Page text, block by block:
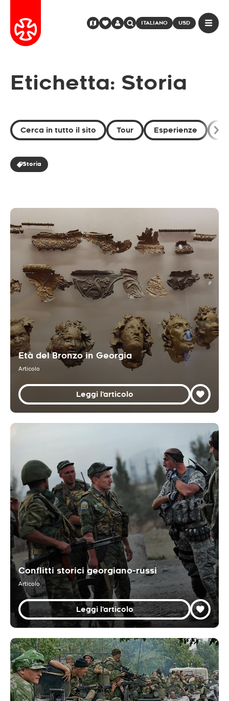
ITALIANO USD
Etichetta: Storia
Cerca in tutto il sito Tour Esperienze
Storia
Età del Bronzo in Georgia
Articolo
Leggi l'articolo
Conflitti storici georgiano-russi
Articolo
Leggi l'articolo